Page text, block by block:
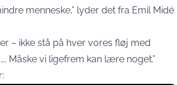
menneske,” lyder det fra Emil Midé
– ikke stå på hver vores fløj med
Måske vi ligefrem kan lære noget.”